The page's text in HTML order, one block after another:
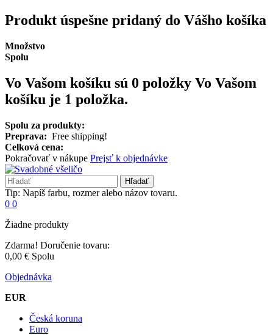
Produkt úspešne pridaný do Vášho košíka
Množstvo
Spolu
Vo Vašom košíku sú 0 položky Vo Vašom
košíku je 1 položka.
Spolu za produkty:
Preprava: Free shipping!
Celková cena:
Pokračovať v nákupe Prejsť k objednávke
Hľadať
Tip: Napíš farbu, rozmer alebo názov tovaru.
0 0
Žiadne produkty
Zdarma! Doručenie tovaru:
0,00 € Spolu
Objednávka
EUR
Česká koruna
Euro